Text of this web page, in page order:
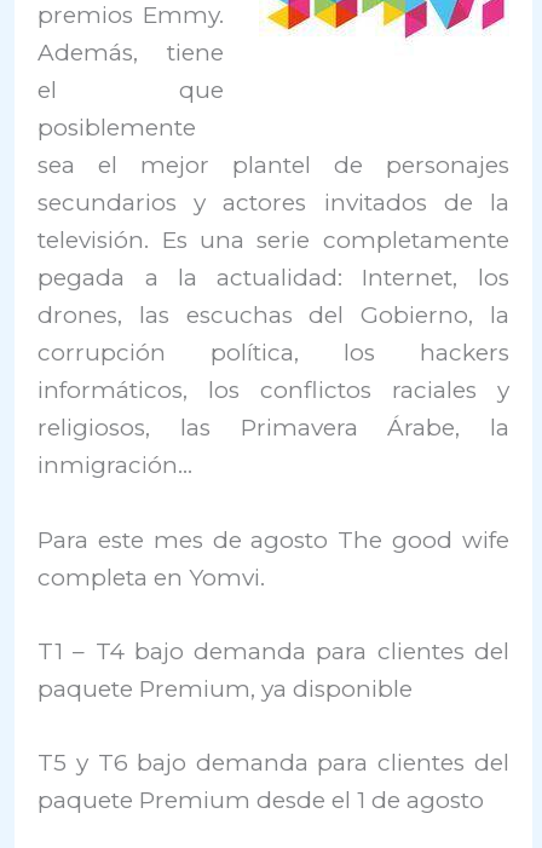
premios Emmy.
Además, tiene
el que
posiblemente
sea el mejor plantel de personajes
secundarios y actores invitados de la
televisión. Es una serie completamente
pegada a la actualidad: Internet, los
drones, las escuchas del Gobierno, la
corrupción política, los hackers
informáticos, los conflictos raciales y
religiosos, las Primavera Árabe, la
inmigración…
Para este mes de agosto The good wife
completa en Yomvi.
T1 – T4 bajo demanda para clientes del
paquete Premium, ya disponible
T5 y T6 bajo demanda para clientes del
paquete Premium desde el 1 de agosto